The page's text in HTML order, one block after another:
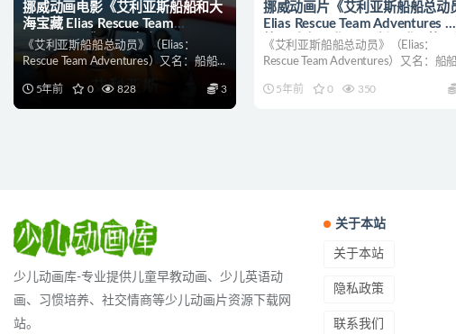
挪威动画电影《艾利亚斯船船和大
海宝藏 Elias Rescue Team
Adventures》国语中字
1080P/MP4/851M 艾利亚斯船系
《艾利亚斯船船总动员》（Elias：
Rescue Team Adventures）又名：船船...
5年前 0 828 3
挪威动画片《艾利亚斯船船总动
Elias Rescue Team Adventures 》
第三季全52集 国语版52集+英语
52集 1080P/MP4/11.5G 艾利亚
《艾利亚斯船船总动员》（Elias：
Rescue Team Adventures）又名：船
5年前 0 350
少儿动画库-专业提供儿童早教动画、少儿英语动
画、习惯培养、社交情商等少儿动画片资源下载网
站。
关于本站
关于本站
隐私政策
联系我们